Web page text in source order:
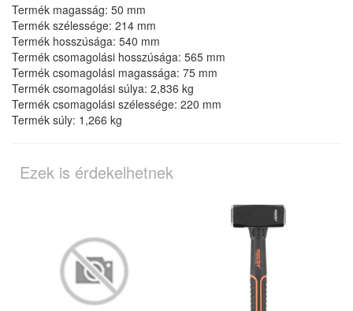
Termék magasság: 50 mm
Termék szélessége: 214 mm
Termék hosszúsága: 540 mm
Termék csomagolási hosszúsága: 565 mm
Termék csomagolási magassága: 75 mm
Termék csomagolási súlya: 2,836 kg
Termék csomagolási szélessége: 220 mm
Termék súly: 1,266 kg
Ezek is érdekelhetnek